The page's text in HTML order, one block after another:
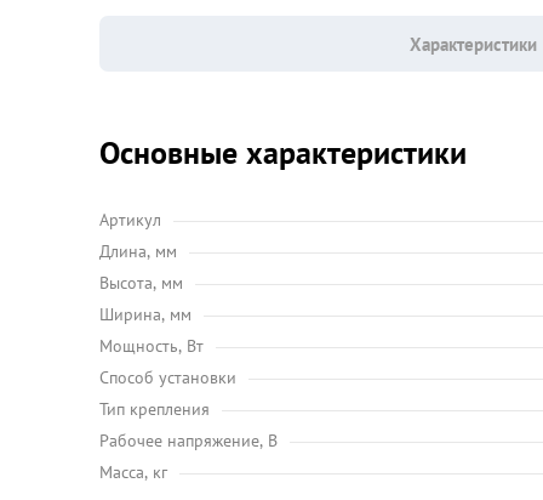
Характеристики
Основные характеристики
Артикул
Длина, мм
Высота, мм
Ширина, мм
Мощность, Вт
Способ установки
Тип крепления
Рабочее напряжение, В
Масса, кг